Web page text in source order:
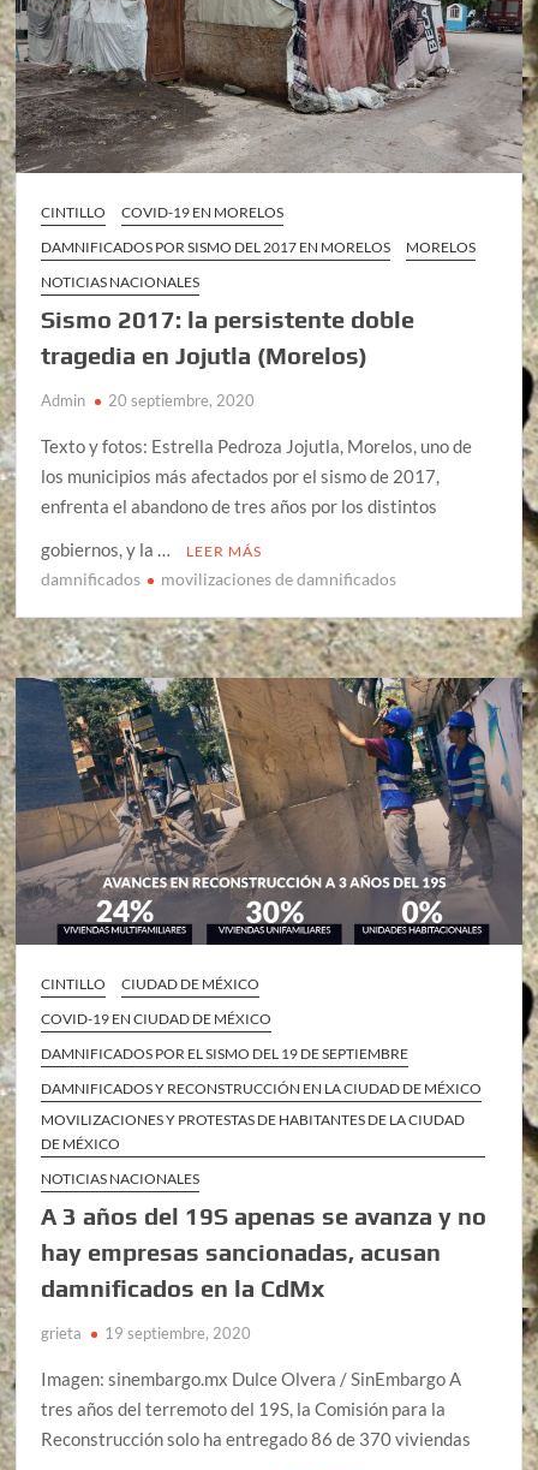
CINTILLO
COVID-19 EN MORELOS
DAMNIFICADOS POR SISMO DEL 2017 EN MORELOS
MORELOS
NOTICIAS NACIONALES
Sismo 2017: la persistente doble
tragedia en Jojutla (Morelos)
Admin 20 septiembre, 2020
Texto y fotos: Estrella Pedroza Jojutla, Morelos, uno de
los municipios más afectados por el sismo de 2017,
enfrenta el abandono de tres años por los distintos
gobiernos, y la …
LEER MÁS
damnificados movilizaciones de damnificados
CINTILLO
CIUDAD DE MÉXICO
COVID-19 EN CIUDAD DE MÉXICO
DAMNIFICADOS POR EL SISMO DEL 19 DE SEPTIEMBRE
DAMNIFICADOS Y RECONSTRUCCIÓN EN LA CIUDAD DE MÉXICO
MOVILIZACIONES Y PROTESTAS DE HABITANTES DE LA CIUDAD
DE MÉXICO
NOTICIAS NACIONALES
A 3 años del 19S apenas se avanza y no
hay empresas sancionadas, acusan
damnificados en la CdMx
grieta 19 septiembre, 2020
Imagen: sinembargo.mx Dulce Olvera / SinEmbargo A
tres años del terremoto del 19S, la Comisión para la
Reconstrucción solo ha entregado 86 de 370 viviendas